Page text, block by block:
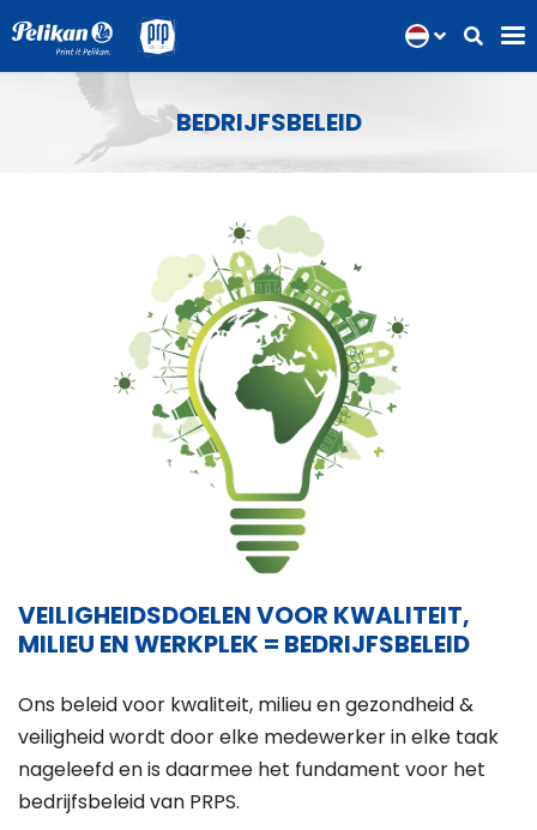
BEDRIJFSBELEID
VEILIGHEIDSDOELEN VOOR KWALITEIT,
MILIEU EN WERKPLEK = BEDRIJFSBELEID
Ons beleid voor kwaliteit, milieu en gezondheid &
veiligheid wordt door elke medewerker in elke taak
nageleefd en is daarmee het fundament voor het
bedrijfsbeleid van PRPS.